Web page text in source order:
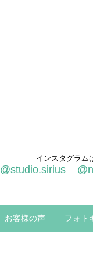
インスタグラム
@studio.sirius
お客様の声 フォト